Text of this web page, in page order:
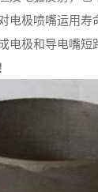
极喷嘴运用
电极和导电嘴